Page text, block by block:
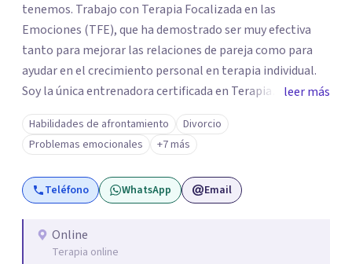
tenemos. Trabajo con Terapia Focalizada en las
Emociones (TFE), que ha demostrado ser muy efectiva
tanto para mejorar las relaciones de pareja como para
ayudar en el crecimiento personal en terapia individual.
Soy la única entrenadora certificada en Terapia
Focalizada en las Emociones (TFE) en España, además de
supervisora y terapeuta certificada. La TFE ha
demostrado una mejora significativa en las relaciones,
con un 70-75% de éxito y felicidad duradera. Este enfoque
también transforma la vida en terapia individual,
emocional. Desde que me gradué en Psicología en 2002,
siempre he estado en constante aprendizaje y
leer más
Habilidades de afrontamiento
Divorcio
Problemas emocionales
+7 más
Teléfono WhatsApp Email
Online
Terapia online